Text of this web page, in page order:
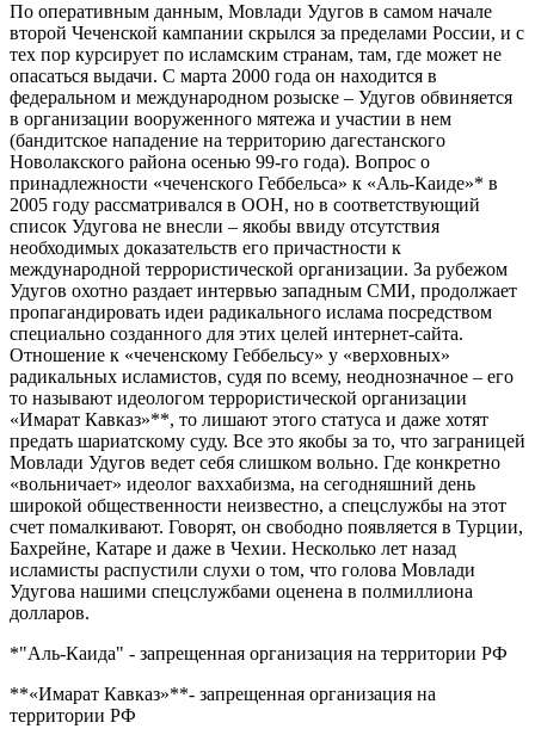
По оперативным данным, Мовлади Удугов в самом начале
второй Чеченской кампании скрылся за пределами России, и с
тех пор курсирует по исламским странам, там, где может не
опасаться выдачи. С марта 2000 года он находится в
федеральном и международном розыске – Удугов обвиняется
в организации вооруженного мятежа и участии в нем
(бандитское нападение на территорию дагестанского
Новолакского района осенью 99-го года). Вопрос о
принадлежности «чеченского Геббельса» к «Аль-Каиде»* в
2005 году рассматривался в ООН, но в соответствующий
список Удугова не внесли – якобы ввиду отсутствия
необходимых доказательств его причастности к
международной террористической организации. За рубежом
Удугов охотно раздает интервью западным СМИ, продолжает
пропагандировать идеи радикального ислама посредством
специально созданного для этих целей интернет-сайта.
Отношение к «чеченскому Геббельсу» у «верховных»
радикальных исламистов, судя по всему, неоднозначное – его
то называют идеологом террористической организации
«Имарат Кавказ»**, то лишают этого статуса и даже хотят
предать шариатскому суду. Все это якобы за то, что заграницей
Мовлади Удугов ведет себя слишком вольно. Где конкретно
«вольничает» идеолог ваххабизма, на сегодняшний день
широкой общественности неизвестно, а спецслужбы на этот
счет помалкивают. Говорят, он свободно появляется в Турции,
Бахрейне, Катаре и даже в Чехии. Несколько лет назад
исламисты распустили слухи о том, что голова Мовлади
Удугова нашими спецслужбами оценена в полмиллиона
долларов.
*"Аль-Каида" - запрещенная организация на территории РФ
**«Имарат Кавказ»**- запрещенная организация на
территории РФ